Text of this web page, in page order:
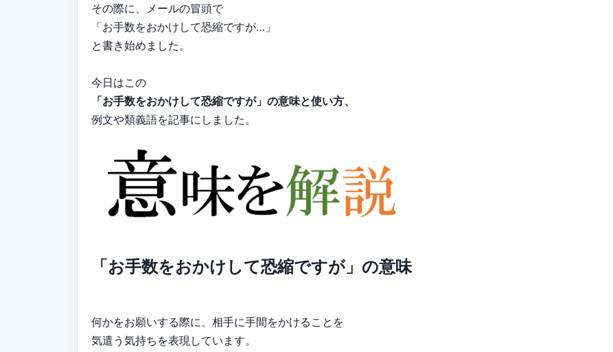
その際に、メールの冒頭で
「お手数をおかけして恐縮ですが…」
と書き始めました。
今日はこの
「お手数をおかけして恐縮ですが」の意味と使い方、
例文や類義語を記事にしました。
「お手数をおかけして恐縮ですが」の意味
何かをお願いする際に、相手に手間をかけることを
気遣う気持ちを表現しています。